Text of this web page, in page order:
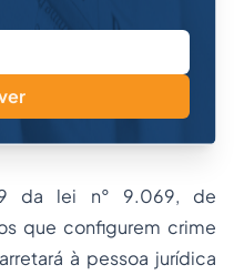
da lei n° 9.069, de
que configurem crime
à pessoa jurídica